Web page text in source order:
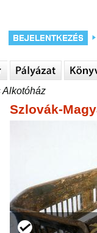
Alkotóház
Szlovák-